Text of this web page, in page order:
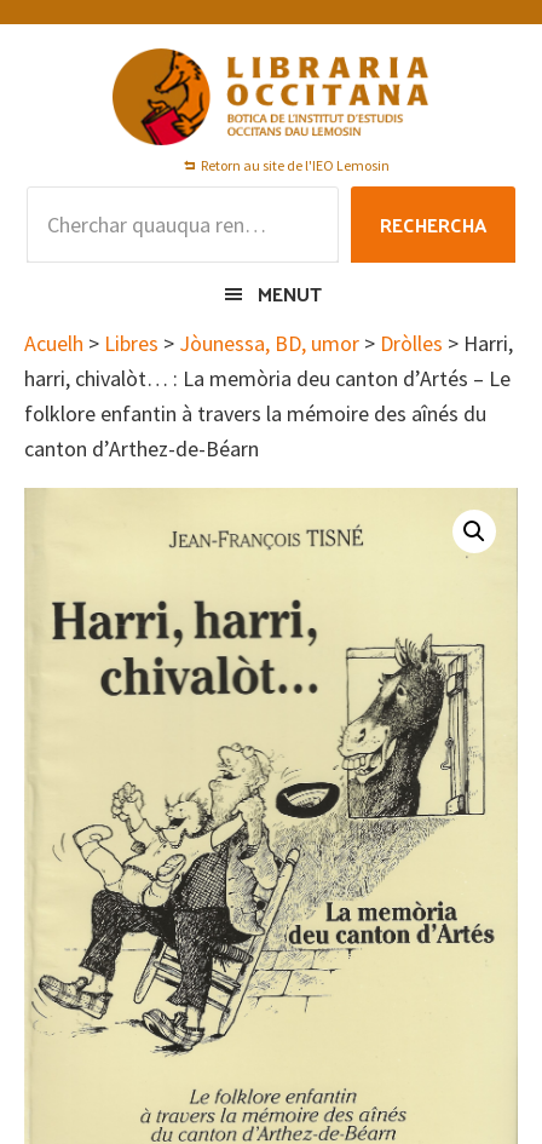
Skip
Skip
Skip
Retorn au site de l'IEO Lemosin
RECHERCHA
MENUT
Acuelh > Libres > Jòunessa, BD, umor > Dròlles > Harri,
harri, chivalòt… : La memòria deu canton d’Artés – Le
folklore enfantin à travers la mémoire des aînés du
canton d’Arthez-de-Béarn